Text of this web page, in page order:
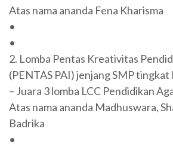
Atas nama ananda Fena Kharisma
•
•
2. Lomba Pentas Kreativitas
(PENTAS PAI) jenjang SMP
– Juara 3 lomba LCC Pendidikan
Atas nama ananda Madhuswara,
Badrika
•